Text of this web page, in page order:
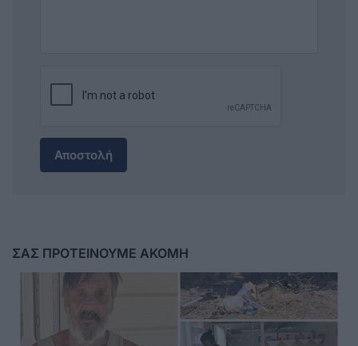
Αποστολή
ΣΑΣ ΠΡΟΤΕΙΝΟΥΜΕ ΑΚΟΜΗ